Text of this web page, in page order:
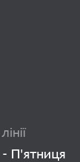
П'ятниця